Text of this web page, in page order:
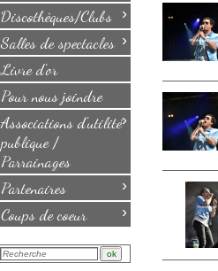
Discothèques/Clubs ›
Salles de spectacles ›
Livre d'or
Pour nous joindre
Associations d'utilité
publique /
Parrainages
›
Partenaires ›
Coups de coeur ›